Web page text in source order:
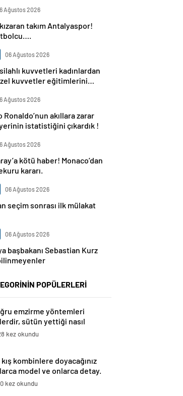
Ağustos 2026
takım Antalyaspor!
06 Ağustos 2026
kuvvetleri kadınlardan
kuvvetler eğitimlerini
Ağustos 2026
Ronaldo’nun akıllara zarar
istatistiğini çıkardık !
Ağustos 2026
kötü haber! Monaco’dan
kararı.
06 Ağustos 2026
seçim sonrası ilk mülakat
06 Ağustos 2026
başbakanı Sebastian Kurz
POPÜLERLERİ
emzirme yöntemleri
sütün yettiği nasıl
kez okundu
kış kombinlere doyacağınız
model ve onlarca detay.
kez okundu